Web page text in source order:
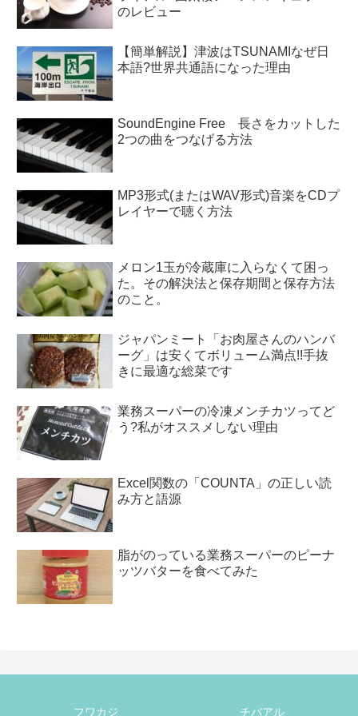
のレビュー
【簡単解説】津波はTSUNAMIなぜ日
本語?世界共通語になった理由
SoundEngine Free 長さをカットした
2つの曲をつなげる方法
MP3形式(またはWAV形式)音楽をCDプ
レイヤーで聴く方法
メロン1玉が冷蔵庫に入らなくて困っ
た。その解決法と保存期間と保存方法
のこと。
ジャパンミート「お肉屋さんのハンバ
ーグ」は安くてボリューム満点!!手抜
きに最適な総菜です
業務スーパーの冷凍メンチカツってど
う?私がオススメしない理由
Excel関数の「COUNTA」の正しい読
み方と語源
脂がのっている業務スーパーのピーナ
ッツバターを食べてみた
フワカジ チバアル